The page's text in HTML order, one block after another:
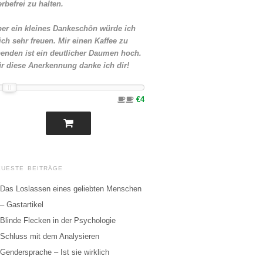
zu halten.
ein kleines Dankeschön würde ich
sehr freuen. Mir einen Kaffee zu
ist ein deutlicher Daumen hoch.
diese Anerkennung danke ich dir!
€4
BEITRÄGE
Das Loslassen eines geliebten Menschen
– Gastartikel
Blinde Flecken in der Psychologie
Schluss mit dem Analysieren
Gendersprache – Ist sie wirklich